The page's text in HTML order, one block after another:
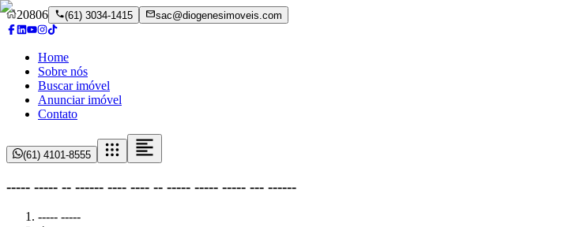
20806 (61) 3034-1415 sac@diogenesimoveis.com
Home
Sobre nós
Buscar imóvel
Anunciar imóvel
Contato
(61) 4101-8555
----- ----- -- ------ ---- ---- -- ----- ----- ----- --- ------
----- -----